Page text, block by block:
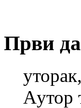
Први
Aутор